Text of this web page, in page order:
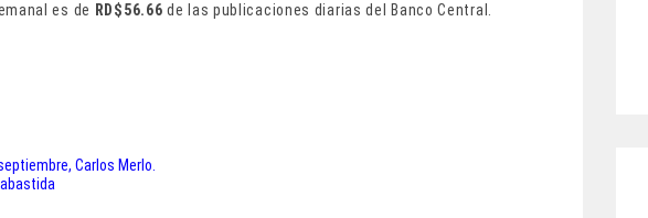
es de RD$56.66de las publicaciones diarias del Banco Central.
Carlos Merlo.